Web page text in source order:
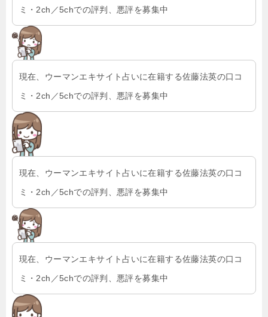
ミ・2ch／5chでの評判、悪評を募集中
現在、ウーマンエキサイト占いに在籍する佐藤法英の口コ
ミ・2ch／5chでの評判、悪評を募集中
現在、ウーマンエキサイト占いに在籍する佐藤法英の口コ
ミ・2ch／5chでの評判、悪評を募集中
現在、ウーマンエキサイト占いに在籍する佐藤法英の口コ
ミ・2ch／5chでの評判、悪評を募集中